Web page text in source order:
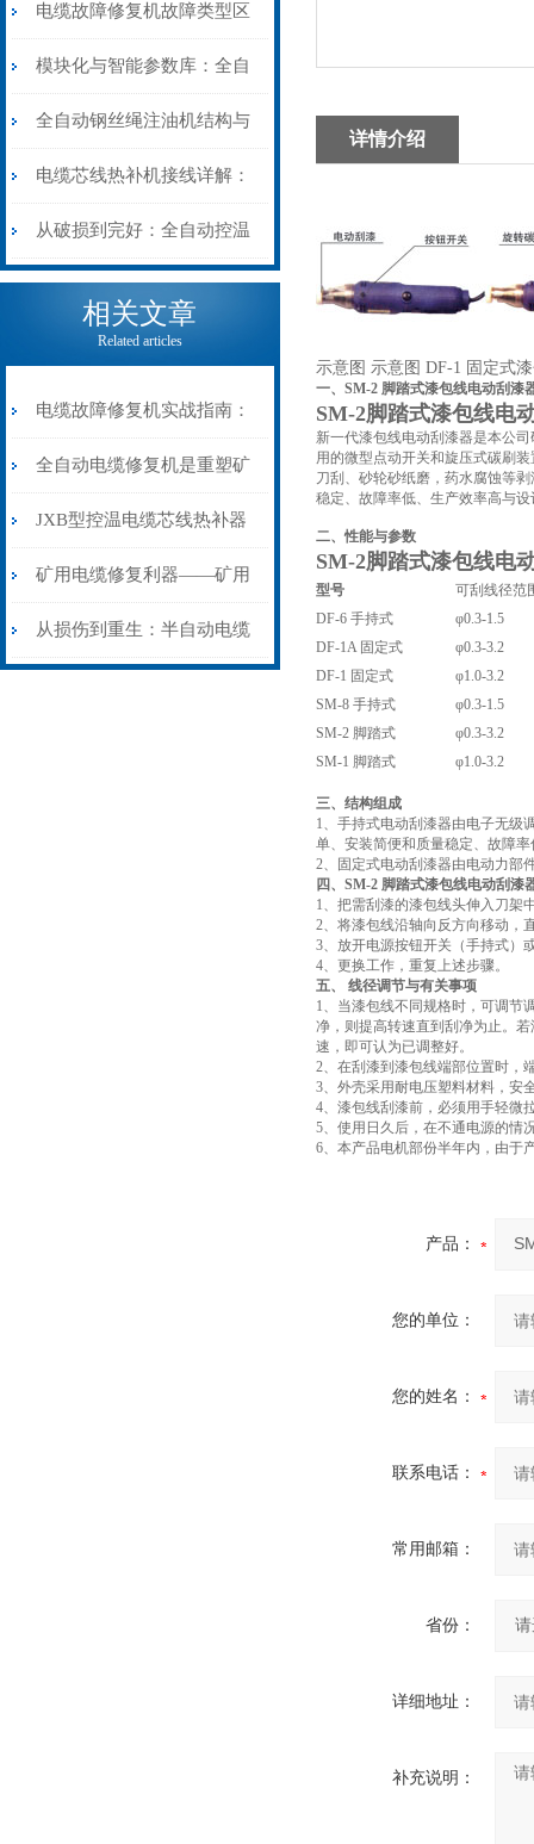
电缆故障修复机故障类型区
分指南：从“绝缘电
阻”到“波形特征”的精准诊
断逻辑
模块化与智能参数库：全自
动电缆修复机的快速换型逻
辑
全自动钢丝绳注油机结构与
工作原理：揭秘高效润滑的
机械密码
电缆芯线热补机接线详解：
从入门到精通
从破损到完好：全自动控温
电缆热补机的核心价值
相关文章
Related articles
电缆故障修复机实战指南：
从“盲测”到“精确定点”的三
步作业法
全自动电缆修复机是重塑矿
山电力动脉的“智能外科医
生”
JXB型控温电缆芯线热补器
安装与接线：精准修复的工
艺基石
矿用电缆修复利器——矿用
电缆热补机智能控温，安全
从损伤到重生：半自动电缆
详情介绍
示意图 示意图 DF-1 固定式
一、SM-2 脚踏式漆包线电动刮漆
SM-2脚踏式漆包线电
新一代漆包线电动刮漆器是本公
用的微型点动开关和旋压式碳刷
刀刮、砂轮砂纸磨，药水腐蚀等
稳定、故障率低、生产效率高与
二、性能与参数
SM-2脚踏式漆包线电
型号
可刮线径范
DF-6 手持式
φ0.3-1.5
DF-1A 固定式
φ0.3-3.2
DF-1 固定式
φ1.0-3.2
SM-8 手持式
φ0.3-1.5
SM-2 脚踏式
φ0.3-3.2
SM-1 脚踏式
φ1.0-3.2
三、 结构组成
1、手持式电动刮漆器由电子无级
单、安装简便和质量稳定、故障
2、固定式电动刮漆器由电动力部
四、SM-2 脚踏式漆包线电动刮漆
1、把需刮漆的漆包线头伸入刀架
2、将漆包线沿轴向反方向移动，
3、放开电源按钮开关（手持式）
4、更换工作，重复上述步骤。
五、 线径调节与有关事项
1、当漆包线不同规格时，可调节
净，则提高转速直到刮净为止。
速，即可认为已调整好。
2、在刮漆到漆包线端部位置时，
3、外壳采用耐电压塑料材料，安
4、漆包线刮漆前，必须用手轻微
5、使用日久后，在不通电源的情
6、本产品电机部份半年内，由于
产品：
您的单位：
您的姓名：
联系电话：
常用邮箱：
省份：
详细地址：
补充说明：